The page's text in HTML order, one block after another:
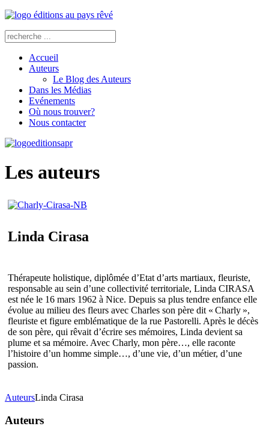
Accueil
Auteurs
Le Blog des Auteurs
Dans les Médias
Evénements
Où nous trouver?
Nous contacter
Les auteurs
Linda Cirasa
Thérapeute holistique, diplômée d’Etat d’arts martiaux, fleuriste,
responsable au sein d’une collectivité territoriale, Linda CIRASA
est née le 16 mars 1962 à Nice. Depuis sa plus tendre enfance elle
évolue au milieu des fleurs avec Charles son père dit « Charly »,
fleuriste et figure emblématique de la rue Pastorelli. Après le décès
de son père, qui rêvait d’écrire ses mémoires, Linda devient sa
plume et sa mémoire. Avec Charly, mon père…, elle raconte
l’histoire d’un homme simple…, d’une vie, d’un métier, d’une
passion.
AuteursLinda Cirasa
Auteurs